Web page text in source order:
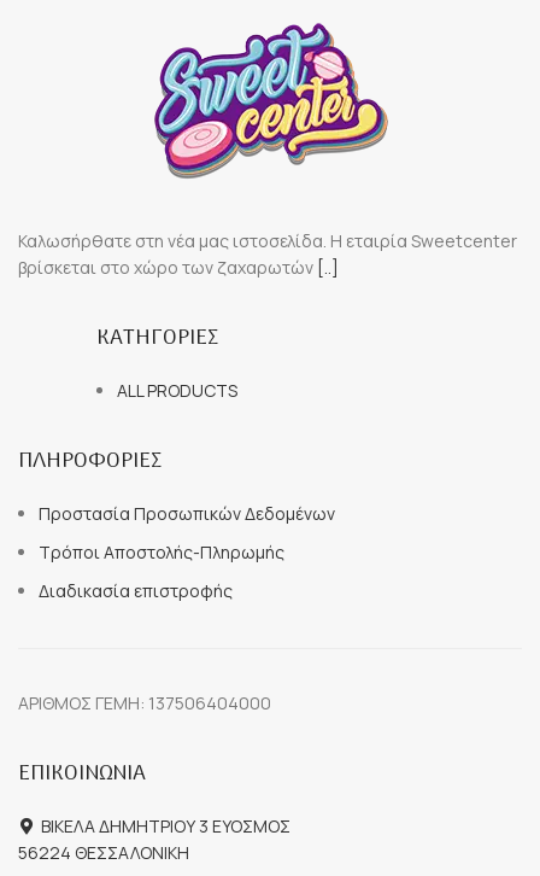
Καλωσήρθατε στη νέα μας ιστοσελίδα. Η εταιρία Sweetcenter
βρίσκεται στο χώρο των ζαχαρωτών [..]
ΚΑΤΗΓΟΡΙΕΣ
ALL PRODUCTS
ΠΛΗΡΟΦΟΡΙΕΣ
Προστασία Προσωπικών Δεδομένων
Τρόποι Αποστολής-Πληρωμής
Διαδικασία επιστροφής
ΑΡΙΘΜΟΣ ΓΕΜΗ: 137506404000
ΕΠΙΚΟΙΝΩΝΙΑ
ΒΙΚΕΛΑ ΔΗΜΗΤΡΙΟΥ 3 ΕΥΟΣΜΟΣ
56224 ΘΕΣΣΑΛΟΝΙΚΗ